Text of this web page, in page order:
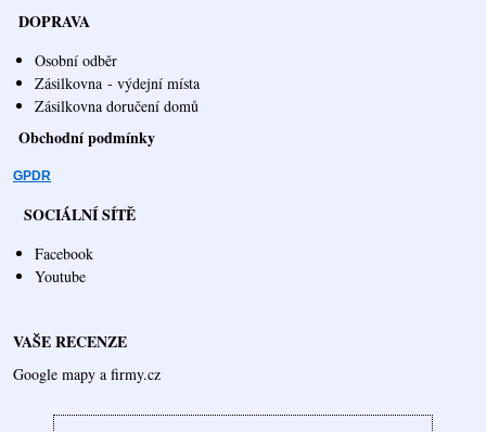
DOPRAVA
Osobní odběr
Zásilkovna - výdejní místa
Zásilkovna doručení domů
Obchodní podmínky
GPDR
SOCIÁLNÍ SÍTĚ
Facebook
Youtube
VAŠE RECENZE
Google mapy a firmy.cz